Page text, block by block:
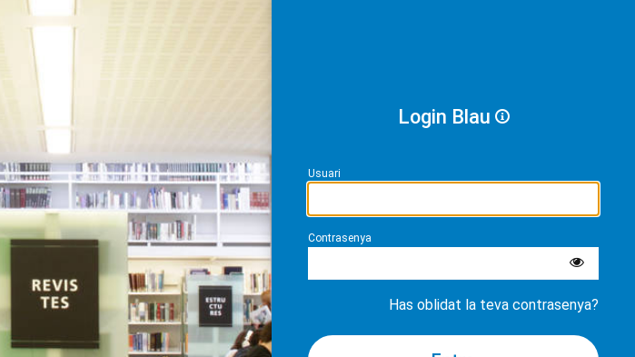
Login Blau
Usuari
Contrasenya
Has oblidat la teva contrasenya?